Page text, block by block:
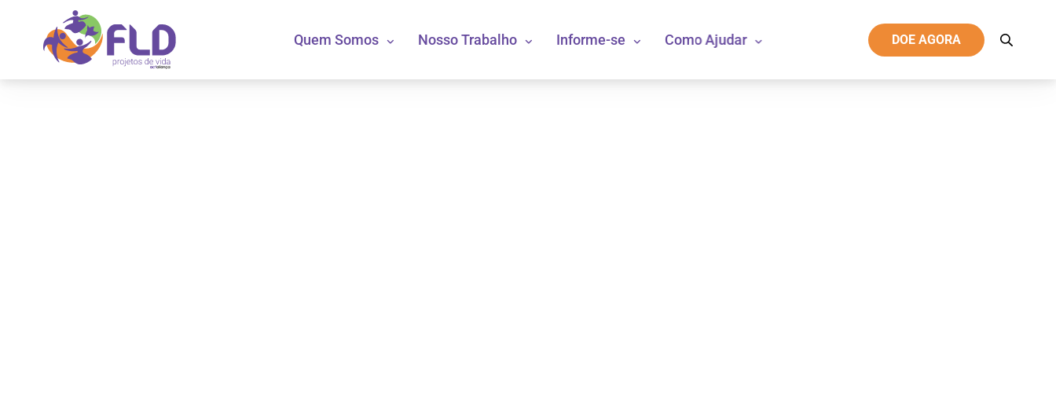
Quem Somos Nosso Trabalho Informe-se Como Ajudar DOE AGORA